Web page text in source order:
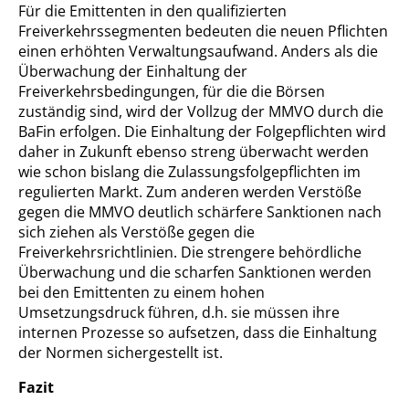
Für die Emittenten in den qualifizierten
Freiverkehrssegmenten bedeuten die neuen Pflichten
einen erhöhten Verwaltungsaufwand. Anders als die
Überwachung der Einhaltung der
Freiverkehrsbedingungen, für die die Börsen
zuständig sind, wird der Vollzug der MMVO durch die
BaFin erfolgen. Die Einhaltung der Folgepflichten wird
daher in Zukunft ebenso streng überwacht werden
wie schon bislang die Zulassungsfolgepflichten im
regulierten Markt. Zum anderen werden Verstöße
gegen die MMVO deutlich schärfere Sanktionen nach
sich ziehen als Verstöße gegen die
Freiverkehrsrichtlinien. Die strengere behördliche
Überwachung und die scharfen Sanktionen werden
bei den Emittenten zu einem hohen
Umsetzungsdruck führen, d.h. sie müssen ihre
internen Prozesse so aufsetzen, dass die Einhaltung
der Normen sichergestellt ist.
Fazit